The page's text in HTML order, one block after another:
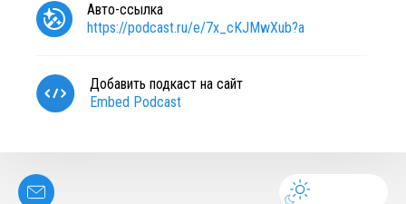
Авто-ссылка
https://podcast.ru/e/7x_cKJMwXub?a
Добавить подкаст на сайт
Embed Podcast